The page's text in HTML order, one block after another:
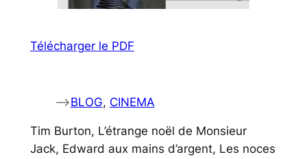
Télécharger le PDF
–>BLOG, CINEMA
Tim Burton, L’étrange noël de Monsieur
Jack, Edward aux mains d’argent, Les noces